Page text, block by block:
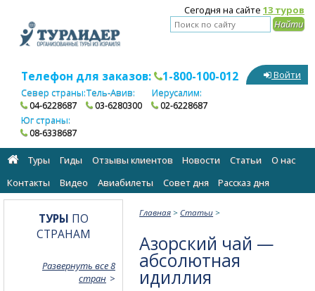
Сегодня на сайте 13 туров
Телефон для заказов: 1-800-100-012
Север страны:
04-6228687
Тель-Авив:
03-6280300
Иерусалим:
02-6228687
Юг страны:
08-6338687
Войти
Туры Гиды Отзывы клиентов Новости Статьи
О нас
Контакты
Видео Авиабилеты Cовет дня Рассказ дня
Главная > Статьи >
Азорский чай —
абсолютная
идиллия
ТУРЫ ПО
СТРАНАМ
Развернуть все 8
стран